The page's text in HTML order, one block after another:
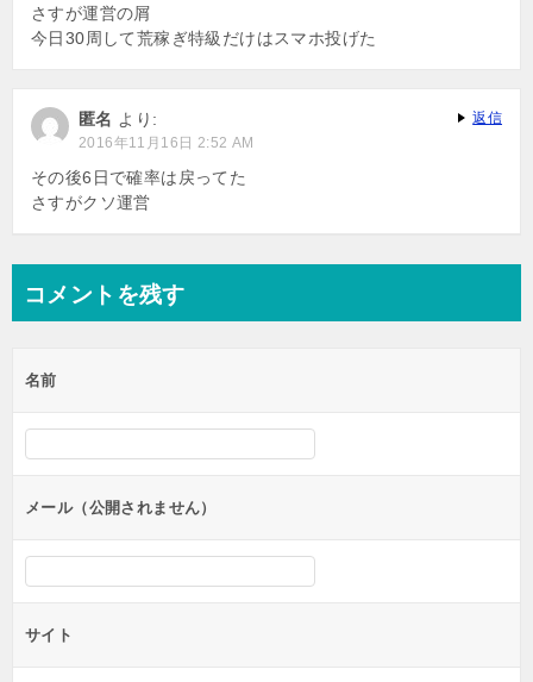
さすが運営の屑
今日30周して荒稼ぎ特級だけはスマホ投げた
匿名 より:
2016年11月16日 2:52 AM
その後6日で確率は戻ってた
さすがクソ運営
返信
コメントを残す
名前
メール（公開されません）
サイト